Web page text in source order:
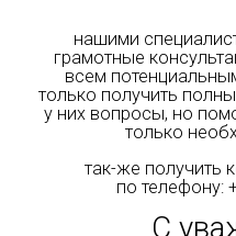
нашими
грамотные
всем
только получить
у них вопросы, но
только
так-же получить
по телефону:
С